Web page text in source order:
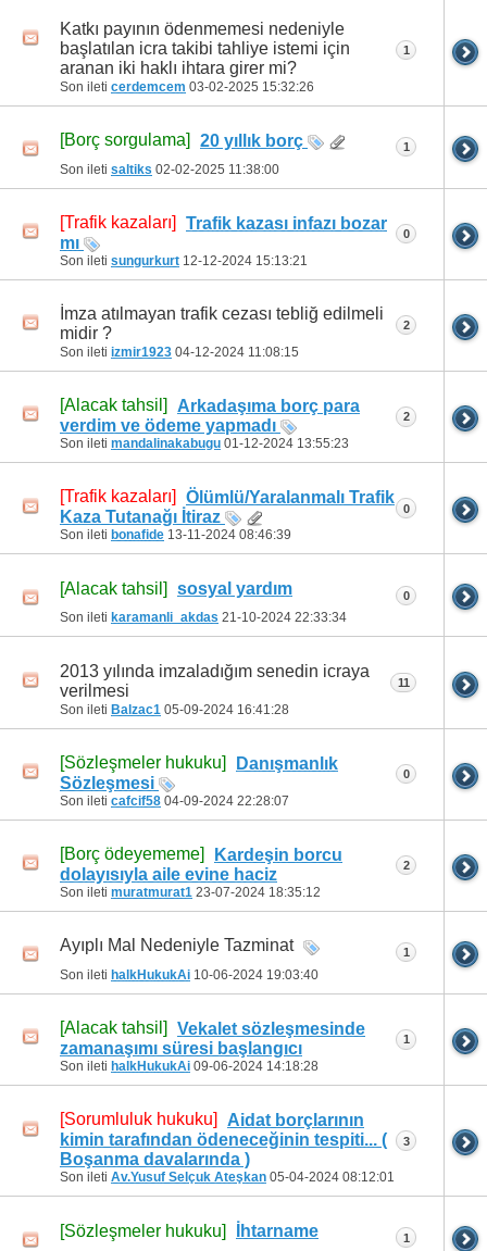
Katkı payının ödenmemesi nedeniyle
başlatılan icra takibi tahliye istemi için
aranan iki haklı ihtara girer mi?
Son ileti cerdemcem 03-02-2025 15:32:26
1
[Borç sorgulama] 20 yıllık borç
Son ileti saltiks 02-02-2025 11:38:00
1
[Trafik kazaları]
Trafik kazası infazı bozar
mı
Son ileti sungurkurt 12-12-2024 15:13:21
0
İmza atılmayan trafik cezası tebliğ edilmeli
midir ?
Son ileti izmir1923 04-12-2024 11:08:15
2
[Alacak tahsil]
Arkadaşıma borç para
verdim ve ödeme yapmadı
Son ileti mandalinakabugu 01-12-2024 13:55:23
2
[Trafik kazaları]
Ölümlü/Yaralanmalı Trafik
Kaza Tutanağı İtiraz
Son ileti bonafide 13-11-2024 08:46:39
0
[Alacak tahsil] sosyal yardım
Son ileti karamanli_akdas 21-10-2024 22:33:34
0
2013 yılında imzaladığım senedin icraya
verilmesi
Son ileti Balzac1 05-09-2024 16:41:28
11
[Sözleşmeler hukuku]
Danışmanlık
Sözleşmesi
Son ileti cafcif58 04-09-2024 22:28:07
0
[Borç ödeyememe]
Kardeşin borcu
dolayısıyla aile evine haciz
Son ileti muratmurat1 23-07-2024 18:35:12
2
Ayıplı Mal Nedeniyle Tazminat
Son ileti halkHukukAi 10-06-2024 19:03:40
1
[Alacak tahsil]
Vekalet sözleşmesinde
zamanaşımı süresi başlangıcı
Son ileti halkHukukAi 09-06-2024 14:18:28
1
[Sorumluluk hukuku]
Aidat borçlarının
kimin tarafından ödeneceğinin tespiti... (
Boşanma davalarında )
Son ileti Av.Yusuf Selçuk Ateşkan 05-04-2024 08:12:01
3
[Sözleşmeler hukuku] İhtarname 1